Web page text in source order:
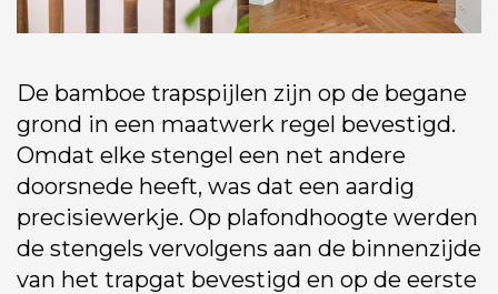
De bamboe trapspijlen zijn op de begane
grond in een maatwerk regel bevestigd.
Omdat elke stengel een net andere
doorsnede heeft, was dat een aardig
precisiewerkje. Op plafondhoogte werden
de stengels vervolgens aan de binnenzijde
van het trapgat bevestigd en op de eerste